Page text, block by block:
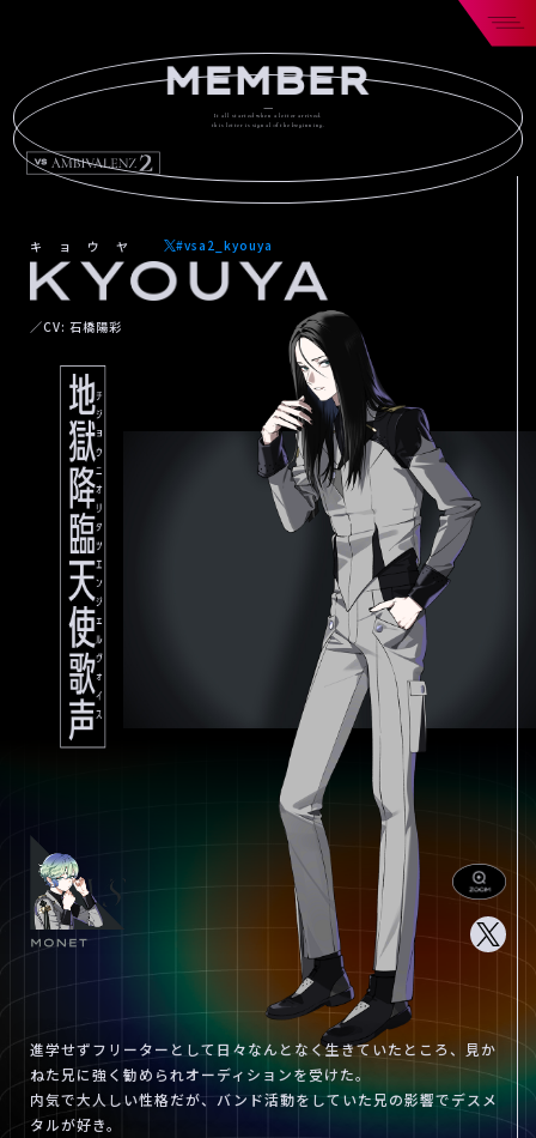
It all started when a letter arrived.
this letter is signal of the beginning.
キョウヤ #vsa2_kyouya
／CV: 石橋陽彩
進学せずフリーターとして日々なんとなく生きていたところ、見か
ねた兄に強く勧められオーディションを受けた。
内気で大人しい性格だが、バンド活動をしていた兄の影響でデスメ
タルが好き。